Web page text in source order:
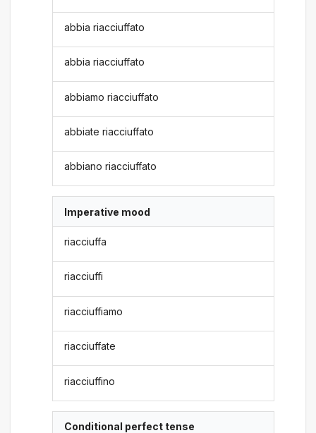
abbia riacciuffato
abbia riacciuffato
abbiamo riacciuffato
abbiate riacciuffato
abbiano riacciuffato
Imperative mood
riacciuffa
riacciuffi
riacciuffiamo
riacciuffate
riacciuffino
Conditional perfect tense